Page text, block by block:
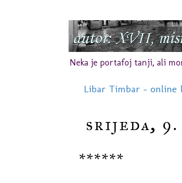
Neka je portafoj tanji, ali
Libar Timbar - online
srijeda, 9.
******